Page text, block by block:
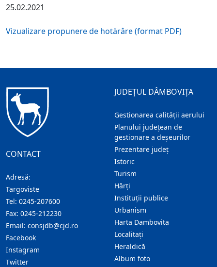
25.02.2021
Vizualizare propunere de hotărâre (format PDF)
CONTACT
Adresă:
Targoviste
Tel: 0245-207600
Fax: 0245-212230
Email: consjdb@cjd.ro
Facebook
Instagram
Twitter
JUDEȚUL DÂMBOVIȚA
Gestionarea calității aerului
Planului județean de
gestionare a deșeurilor
Prezentare judeţ
Istoric
Turism
Hărţi
Instituţii publice
Urbanism
Harta Dambovita
Localitaţi
Heraldică
Album foto